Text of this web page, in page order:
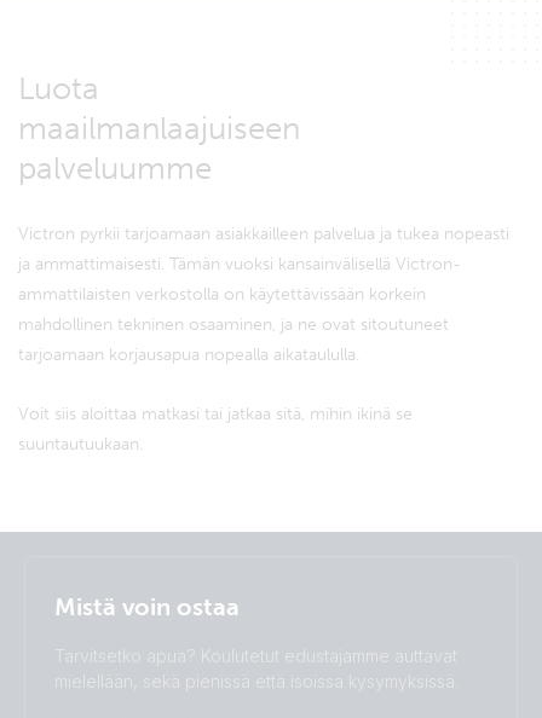
Luota
maailmanlaajuiseen
palveluumme
Victron pyrkii tarjoamaan asiakkailleen palvelua ja tukea nopeasti
ja ammattimaisesti. Tämän vuoksi kansainvälisellä Victron-
ammattilaisten verkostolla on käytettävissään korkein
mahdollinen tekninen osaaminen, ja ne ovat sitoutuneet
tarjoamaan korjausapua nopealla aikataululla.
Voit siis aloittaa matkasi tai jatkaa sitä, mihin ikinä se
suuntautuukaan.
Suomalainen
Čeština
Mistä voin ostaa
Tarvitsetko apua? Koulutetut edustajamme auttavat
mielellään, sekä pienissä että isoissa kysymyksissä.